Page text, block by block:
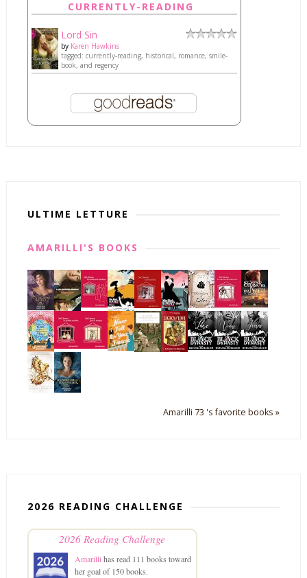
CURRENTLY-READING
Lord Sin
by Karen Hawkins
tagged: currently-reading, historical, romance, smile-
book, and regency
ULTIME LETTURE
AMARILLI'S BOOKS
Amarilli 73 's favorite books »
2026 READING CHALLENGE
2026 Reading Challenge
Amarillihas read 111 books toward
her goal of 150 books.